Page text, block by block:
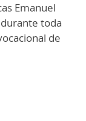
Emanuel
toda
de